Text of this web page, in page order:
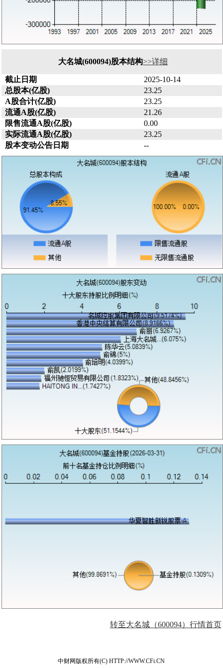
大名城(600094)股本结构>>详细
截止日期
2025-10-14
总股本(亿股)
23.25
A股合计(亿股)
23.25
流通A股(亿股)
21.26
限售流通A股(亿股)
0.00
实际流通A股(亿股)
23.25
股本变动公告日期
--
转至大名城（600094）行情首页
中财网版权所有(C) HTTP://WWW.CFi.CN